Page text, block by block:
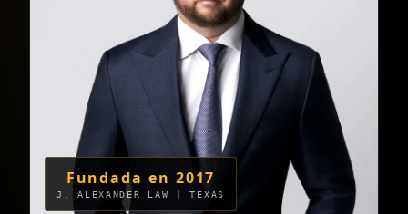
Fundada en 2017
J. ALEXANDER LAW | TEXAS